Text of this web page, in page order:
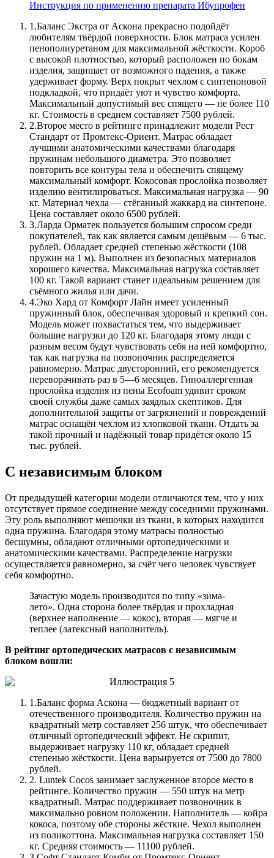
Инструкция по применению препарата Ибупрофен
1.Баланс Экстра от Аскона прекрасно подойдёт
любителям твёрдой поверхности. Блок матраса усилен
пенополиуретаном для максимальной жёсткости. Короб
с высокой плотностью, который расположен по бокам
изделия, защищает от возможного падения, а также
удерживает форму. Верх покрыт чехлом с синтепоновой
подкладкой, что придаёт уют и чувство комфорта.
Максимальный допустимый вес спящего — не более 110
кг. Стоимость в среднем составляет 7500 рублей.
2.Второе место в рейтинге принадлежит модели Рест
Стандарт от Промтекс-Ориент. Матрас обладает
лучшими анатомическими качествами благодаря
пружинам небольшого диаметра. Это позволяет
повторить все контуры тела и обеспечить спящему
максимальный комфорт. Кокосовая прослойка позволяет
изделию вентилироваться. Максимальная нагрузка — 90
кг. Материал чехла — стёганный жаккард на синтепоне.
Цена составляет около 6500 рублей.
3.Ларда Орматек пользуется большим спросом среди
покупателей, так как является самым дешёвым — 6 тыс.
рублей. Обладает средней степенью жёсткости (108
пружин на 1 м). Выполнен из безопасных материалов
хорошего качества. Максимальная нагрузка составляет
100 кг. Такой вариант станет идеальным решением для
съёмного жилья или дачи.
4.Эко Хард от Комфорт Лайн имеет усиленный
пружинный блок, обеспечивая здоровый и крепкий сон.
Модель может похвастаться тем, что выдерживает
большие нагрузки до 120 кг. Благодаря этому люди с
разным весом будут чувствовать себя на ней комфортно,
так как нагрузка на позвоночник распределяется
равномерно. Матрас двусторонний, его рекомендуется
переворачивать раз в 5—6 месяцев. Гипоаллергенная
прослойка изделия из пены Ecofoam удивит сроком
своей службы даже самых заядлых скептиков. Для
дополнительной защиты от загрязнений и повреждений
матрас оснащён чехлом из хлопковой ткани. Отдать за
такой прочный и надёжный товар придётся около 15
тыс. рублей.
С независимым блоком
От предыдущей категории модели отличаются тем, что у них
отсутствует прямое соединение между соседними пружинами.
Эту роль выполняют мешочки из ткани, в которых находится
одна пружина. Благодаря этому матрасы полностью
бесшумны, обладают отличными ортопедическими и
анатомическими качествами. Распределение нагрузки
осуществляется равномерно, за счёт чего человек чувствует
себя комфортно.
Зачастую модель производится по типу «зима-
лето». Одна сторона более твёрдая и прохладная
(верхнее наполнение — кокос), вторая — мягче и
теплее (латексный наполнитель).
В рейтинг ортопедических матрасов с независимым
блоком вошли:
1.Баланс форма Аскона — бюджетный вариант от
отечественного производителя. Количество пружин на
квадратный метр составляет 256 штук, что обеспечивает
отличный ортопедический эффект. Не скрипит,
выдерживает нагрузку 110 кг, обладает средней
степенью жёсткости. Цена варьируется от 7500 до 7800
рублей.
2. Luntek Cocos занимает заслуженное второе место в
рейтинге. Количество пружин — 550 штук на метр
квадратный. Матрас поддерживает позвоночник в
максимально ровном положении. Наполнитель — койра
кокоса, поэтому обе стороны жёсткие. Чехол выполнен
из поликоттона. Максимальная нагрузка составляет 150
кг. Средняя стоимость — 11100 рублей.